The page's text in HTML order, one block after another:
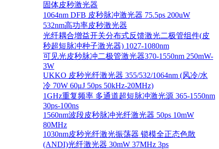
固体皮秒激光器
1064nm DFB 皮秒脉冲激光器 75.5ps 200uW
532nm高功率皮秒激光器
光纤耦合增益开关分布式反馈激光二极管组件(皮
秒超短脉冲种子激光器) 1027-1080nm
可见光皮秒脉冲二极管激光器370-1550nm 250mW-
3W
UKKO 皮秒光纤激光器 355/532/1064nm (风冷/水
冷 70W 60μJ 50ps 50kHz-20MHz)
1GHz重复频率 多通道超短脉冲激光源 365-1550nm
30ps-100ns
1560nm波段皮秒脉冲光纤激光器 50ps 10mW
80MHz
1030nm皮秒光纤激光振荡器 锁模全正态色散
(ANDI)光纤激光器 30mW 37MHz 3ps